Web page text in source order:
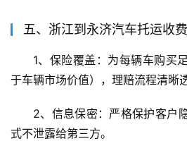
五、浙江到永济汽车托运收
1、保险覆盖：为每辆车购买
于车辆市场价值），理赔流程清晰透
2、信息保密：严格保护客户
式不泄露给第三方。